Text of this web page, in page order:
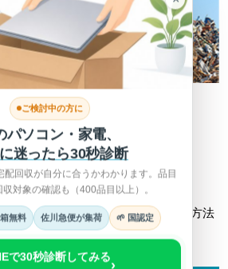
不適切処理
しくは総務省HPへ >
き込まれない為にも、正しい回収方法
ご検討中の方に
パソコン・家電、
迷ったら30秒診断
配回収が自分に合うかわかります。品目
対象の確認も（400品目以上）。
無料 佐川急便が集荷 🌱 国認定
で30秒診断してみる
›